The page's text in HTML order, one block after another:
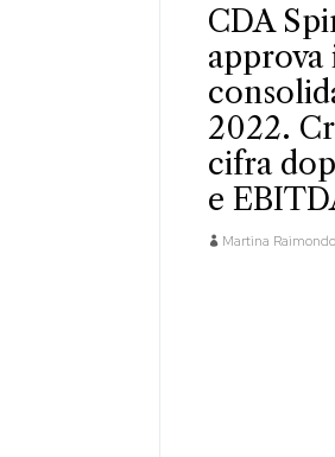
CDA
approva
2022.
cifra
e
Martina Raimondo